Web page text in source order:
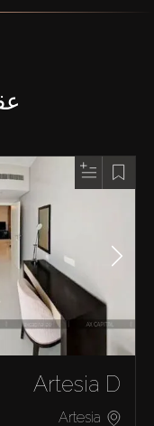
Artesia D
Artesia